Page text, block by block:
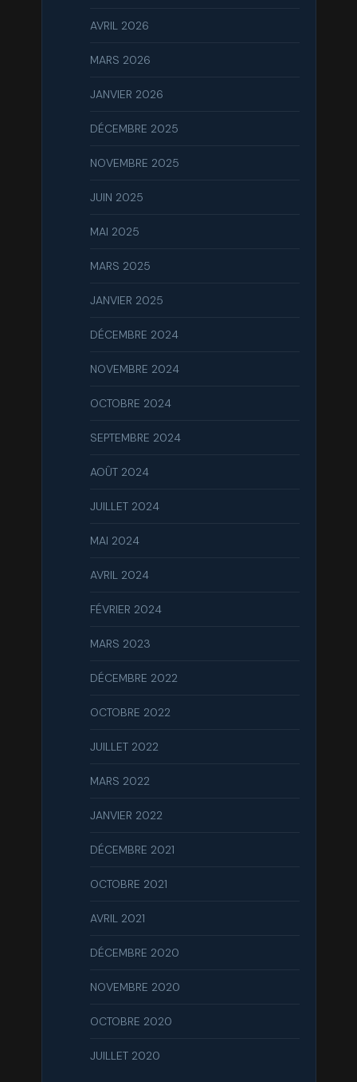
AVRIL 2026
MARS 2026
JANVIER 2026
DÉCEMBRE 2025
NOVEMBRE 2025
JUIN 2025
MAI 2025
MARS 2025
JANVIER 2025
DÉCEMBRE 2024
NOVEMBRE 2024
OCTOBRE 2024
SEPTEMBRE 2024
AOÛT 2024
JUILLET 2024
MAI 2024
AVRIL 2024
FÉVRIER 2024
MARS 2023
DÉCEMBRE 2022
OCTOBRE 2022
JUILLET 2022
MARS 2022
JANVIER 2022
DÉCEMBRE 2021
OCTOBRE 2021
AVRIL 2021
DÉCEMBRE 2020
NOVEMBRE 2020
OCTOBRE 2020
JUILLET 2020